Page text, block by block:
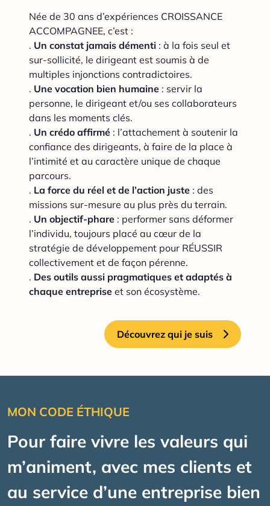
Née de 30 ans d’expériences CROISSANCE
ACCOMPAGNEE, c’est :
. Un constat jamais démenti : à la fois seul et
sur-sollicité, le dirigeant est soumis à de
multiples injonctions contradictoires.
. Une vocation bien humaine : servir la
personne, le dirigeant et/ou ses collaborateurs
dans les moments clés.
. Un crédo affirmé : l’attachement à soutenir la
confiance des dirigeants, à faire de la place à
l’intimité et au caractère unique de chaque
parcours.
. La force du réel et de l’action juste : des
missions sur-mesure au plus près du terrain.
. Un objectif-phare : performer sans déformer
l’individu, toujours placé au cœur de la
stratégie de développement pour RÉUSSIR
collectivement et de façon pérenne.
. Des outils aussi pragmatiques et adaptés à
chaque entreprise et son écosystème.
Découvrez qui je suis
MON CODE ÉTHIQUE
Pour faire vivre les valeurs qui
m’animent, avec mes clients et
au service d’une entreprise bien